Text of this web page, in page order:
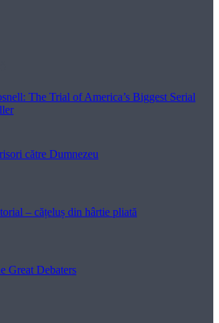
The Trial of America’s Biggest Serial
către Dumnezeu
– cățeluș din hârtie pliată
Great Debaters